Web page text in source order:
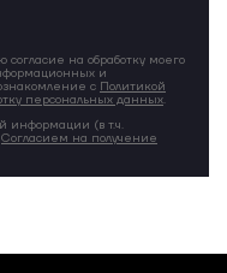
на обработку моего
и
с Политикой
персональных данных.
информации (в т.ч.
Согласием на получение